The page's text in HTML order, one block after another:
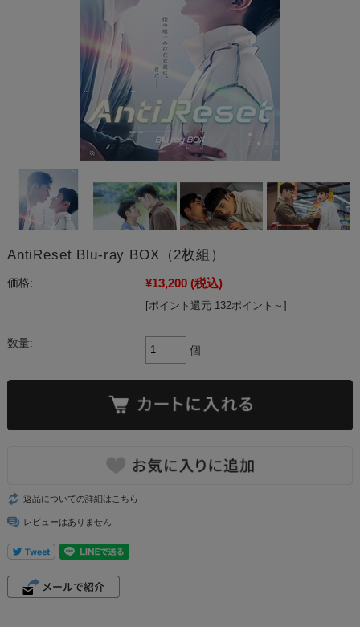
AntiReset Blu-ray BOX（2枚組）
価格: ¥13,200 (税込)
[ポイント還元 132ポイント～]
数量:
個
返品についての詳細はこちら
レビューはありません